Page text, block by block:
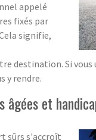
appelé
fixés par
signifie,
destination. Si
y rendre.
et
sûrs s'accroît